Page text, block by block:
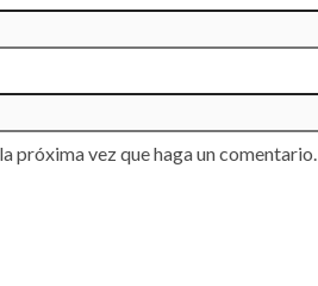
próxima vez que haga un comentario.